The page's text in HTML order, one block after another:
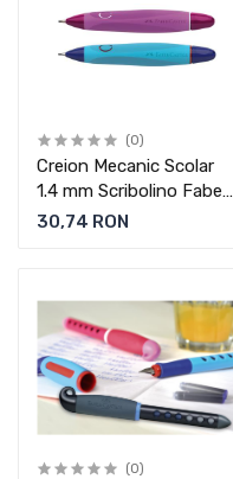
(0)
Creion Mecanic Scolar
1.4 mm Scribolino Faber-
Castell
30,74 RON
(0)